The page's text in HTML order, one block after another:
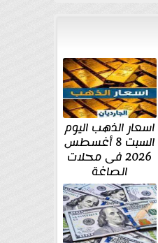
اسعار الذهب اليوم
السبت 8 أغسطس
2026 فى محلات
الصاغة